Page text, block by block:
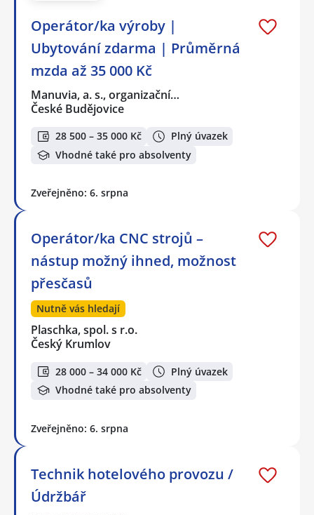
Operátor/ka výroby |
Ubytování zdarma | Průměrná
mzda až 35 000 Kč
Manuvia, a. s., organizační…
České Budějovice
28 500 – 35 000 Kč
Plný úvazek
Vhodné také pro absolventy
Zveřejněno: 6. srpna
Operátor/ka CNC strojů –
nástup možný ihned, možnost
přesčasů
Nutně vás hledají
Plaschka, spol. s r.o.
Český Krumlov
28 000 – 34 000 Kč
Plný úvazek
Vhodné také pro absolventy
Zveřejněno: 6. srpna
Technik hotelového provozu /
Údržbář